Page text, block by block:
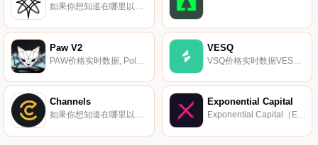
如果你想知道在哪里以当前价格购买CROWD,目前交易{CROWD]股票的顶级加密货币交易所是MEXC和Bittrex。您可以在我们的加密货币交易所页面上找到其他列表.
Paw V2 VESQ
Channels
如果你想知道在哪里以当前价格购买Channels,目前交易{Channels]股票的顶级加密货币交易所是HuoCAN。您可以在我们的加密货币交易所页面上找到其他列表。Channels是第一个完全去中心化的多链创新借贷平台。我们在Heco上的资产安全、产品体验和采矿收益率排名第一；s借贷部分.
Exponential Capital
Exponential Capital（EXPO）｛EXPOnname｝团队在农业、贸易、种子投资和区块链创新领域处于领先地位。在他们之间,他们已经领导着大型分散的社区,并拥有一个巨大的机会输送网络。其交易员和农民在管理自己的投资组合方面表现出了指数级的增长和韧性.